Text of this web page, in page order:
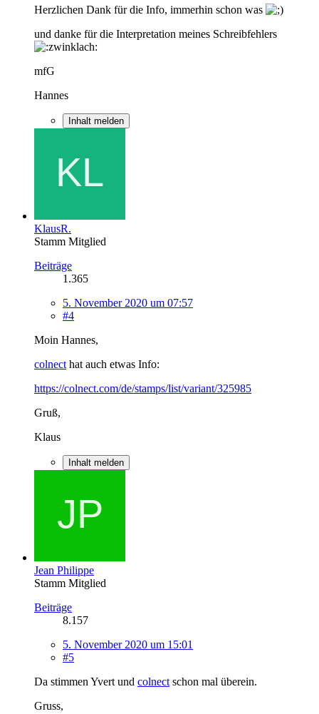
Herzlichen Dank für die Info, immerhin schon was
und danke für die Interpretation meines Schreibfehlers
mfG
Hannes
Inhalt melden
KlausR.
Stamm Mitglied
Beiträge
1.365
5. November 2020 um 07:57
#4
Moin Hannes,
colnect hat auch etwas Info:
https://colnect.com/de/stamps/list/variant/325985
Gruß,
Klaus
Inhalt melden
Jean Philippe
Stamm Mitglied
Beiträge
8.157
5. November 2020 um 15:01
#5
Da stimmen Yvert und colnect schon mal überein.
Gruss,